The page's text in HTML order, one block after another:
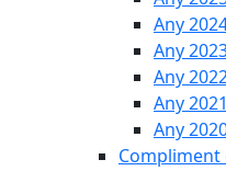
Any
Any
Any
Any 2021
Any